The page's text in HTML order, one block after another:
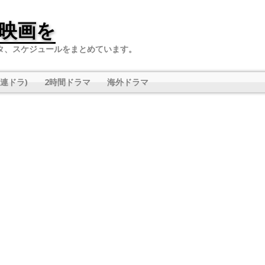
画を
スケジュールをまとめています。
ドラ) 2時間ドラマ 海外ドラマ